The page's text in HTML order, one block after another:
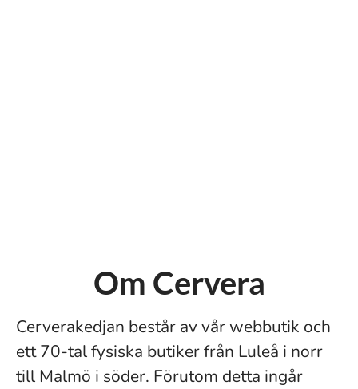
Om Cervera
Cerverakedjan består av vår webbutik och
ett 70-tal fysiska butiker från Luleå i norr
till Malmö i söder. Förutom detta ingår